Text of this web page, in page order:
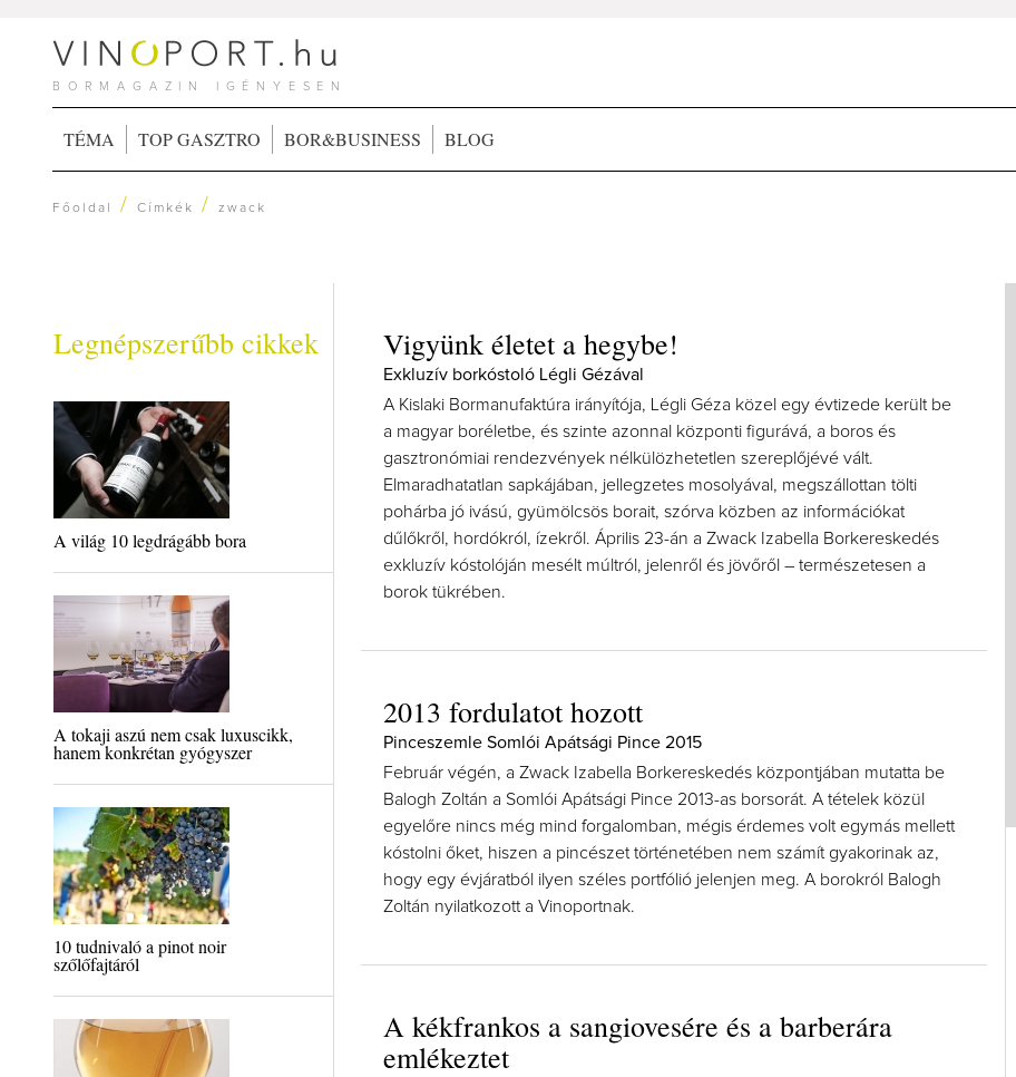
BORMAGAZIN IGÉNYESEN
TÉMA TOP GASZTRO BOR&BUSINESS BLOG
Főoldal /Címkék /zwack
Legnépszerűbb cikkek
A világ 10 legdrágább bora
A tokaji aszú nem csak luxuscikk,
hanem konkrétan gyógyszer
10 tudnivaló a pinot noir
szőlőfajtáról
Vigyünk életet a hegybe!
Exkluzív borkóstoló Légli Gézával
A Kislaki Bormanufaktúra irányítója, Légli Géza közel egy évtizede került be
a magyar boréletbe, és szinte azonnal központi figurává, a boros és
gasztronómiai rendezvények nélkülözhetetlen szereplőjévé vált.
Elmaradhatatlan sapkájában, jellegzetes mosolyával, megszállottan tölti
pohárba jó ivású, gyümölcsös borait, szórva közben az információkat
dűlőkről, hordókról, ízekről. Április 23-án a Zwack Izabella Borkereskedés
exkluzív kóstolóján mesélt múltról, jelenről és jövőről – természetesen a
borok tükrében.
2013 fordulatot hozott
Pinceszemle Somlói Apátsági Pince 2015
Február végén, a Zwack Izabella Borkereskedés központjában mutatta be
Balogh Zoltán a Somlói Apátsági Pince 2013-as borsorát. A tételek közül
egyelőre nincs még mind forgalomban, mégis érdemes volt egymás mellett
kóstolni őket, hiszen a pincészet történetében nem számít gyakorinak az,
hogy egy évjáratból ilyen széles portfólió jelenjen meg. A borokról Balogh
Zoltán nyilatkozott a Vinoportnak.
A kékfrankos a sangiovesére és a barberára
emlékeztet